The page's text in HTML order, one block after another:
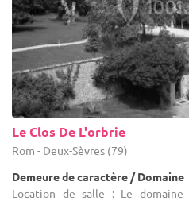
Le Clos De L'orbrie
Rom - Deux-Sèvres (79)
Demeure de caractère / Domaine
Location de salle : Le